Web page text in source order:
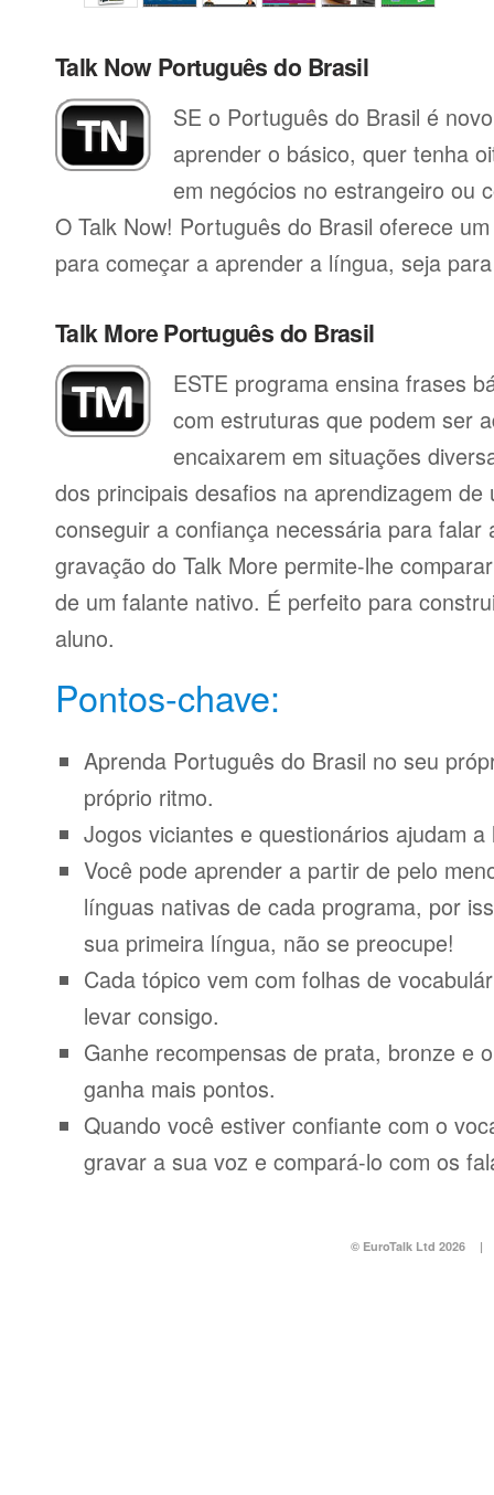
Talk Now Português do Brasil
SE o Português do Brasil é
aprender o básico, quer tenha
em negócios no estrangeiro ou
O Talk Now! Português do Brasil oferece
para começar a aprender a língua, seja
Talk More Português do Brasil
ESTE programa ensina frases
com estruturas que podem ser
encaixarem em situações
dos principais desafios na aprendizagem
conseguir a confiança necessária para
gravação do Talk More permite-lhe
de um falante nativo. É perfeito para
aluno.
Pontos-chave:
Aprenda Português do Brasil no seu
próprio ritmo.
Jogos viciantes e questionários ajudam
Você pode aprender a partir de pelo
línguas nativas de cada programa, por
sua primeira língua, não se preocupe!
Cada tópico vem com folhas de
levar consigo.
Ganhe recompensas de prata, bronze e
ganha mais pontos.
Quando você estiver confiante com o
gravar a sua voz e compará-lo com os
© EuroTalk Ltd 2026 |